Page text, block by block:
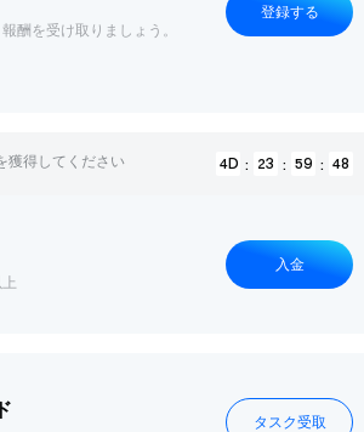
酬を受け取りましょう。
登録する
獲得してください 4D : 23 : 59 : 47
入金
タスク受取